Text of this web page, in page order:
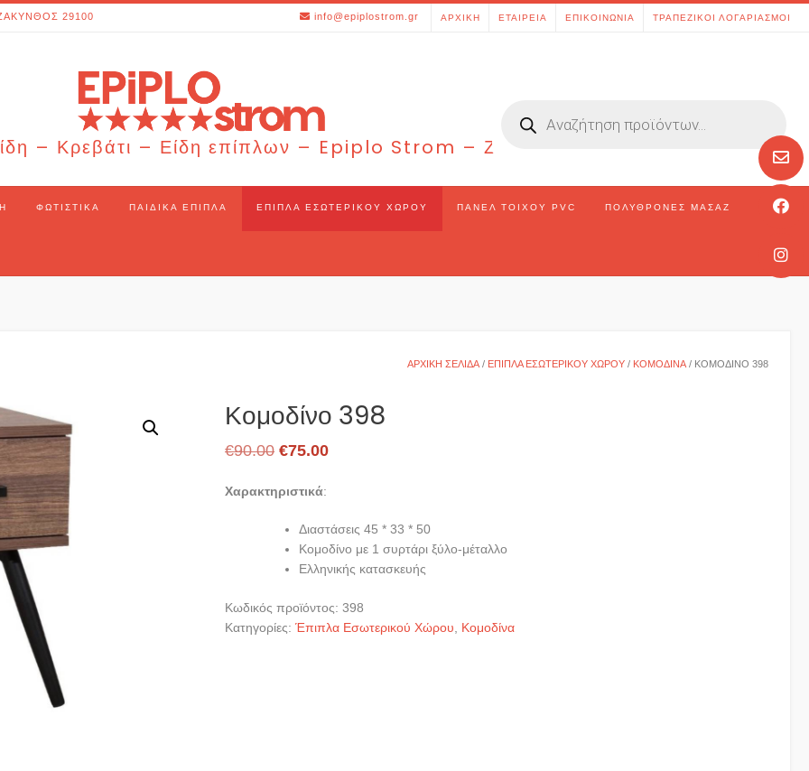
29100 info@epiplostrom.gr ΑΡΧΙΚΉ ΕΤΑΙΡΕΊΑ ΕΠΙΚΟΙΝΩΝΊΑ ΤΡΑΠΕΖΙΚΟΊ ΛΟΓΑΡΙΑΣΜΟΊ
– Κρεβάτι – Είδη επίπλων – Epiplo Strom – Ζάκυνθος – Ελλάδα
search
ΦΩΤΙΣΤΙΚΆ ΠΑΙΔΙΚΆ ΈΠΙΠΛΑ ΈΠΙΠΛΑ ΕΣΩΤΕΡΙΚΟΎ ΧΏΡΟΥ ΠΆΝΕΛ ΤΟΊΧΟΥ PVC ΠΟΛΥΘΡΌΝΕΣ ΜΑΣΆΖ
ΑΡΧΙΚΉ ΣΕΛΊΔΑ / ΈΠΙΠΛΑ ΕΣΩΤΕΡΙΚΟΎ ΧΏΡΟΥ / ΚΟΜΟΔΊΝΑ / ΚΟΜΟΔΊΝΟ 398
Κομοδίνο 398
€90.00 Original
was:
€90.00.
€75.00Η
είναι:
€75.00.
Χαρακτηριστικά:
Διαστάσεις 45 * 33 * 50
Κομοδίνο με 1 συρτάρι ξύλο-μέταλλο
Ελληνικής κατασκευής
Κωδικός προϊόντος:398
Κατηγορίες:Έπιπλα Εσωτερικού Χώρου Κομοδίνα